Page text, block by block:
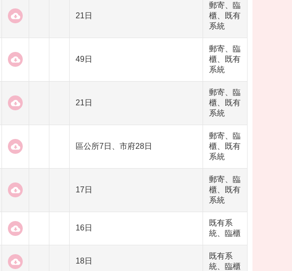
21日
郵寄、臨
櫃、既有
系統
49日
郵寄、臨
櫃、既有
系統
21日
郵寄、臨
櫃、既有
系統
區公所7日、市府28日
郵寄、臨
櫃、既有
系統
17日
郵寄、臨
櫃、既有
系統
16日
既有系
統、臨櫃
18日
既有系
統、臨櫃